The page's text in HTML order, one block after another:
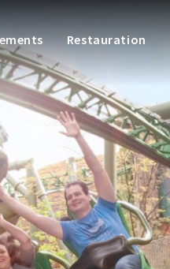
Restauration